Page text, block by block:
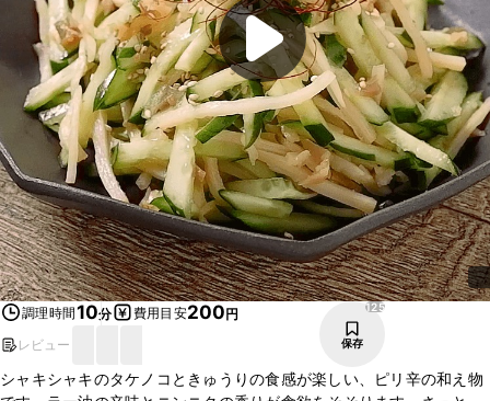
調理時間10分 費用目安200円
レビュー
125
保存
シャキシャキのタケノコときゅうりの食感が楽しい、ピリ辛の和え物